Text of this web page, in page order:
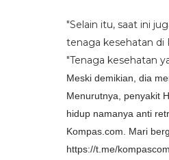
"Selain itu, saat ini
tenaga kesehatan di
"Tenaga kesehatan
Meski demikian, dia
Menurutnya, penyakit
hidup namanya anti
Kompas.com. Mari
https://t.me/